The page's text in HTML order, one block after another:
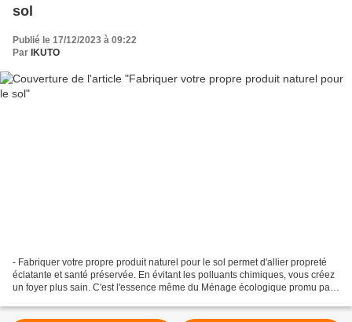
sol
Publié le 17/12/2023 à 09:22
Par IKUTO
- Fabriquer votre propre produit naturel pour le sol permet d'allier propreté
éclatante et santé préservée. En évitant les polluants chimiques, vous créez
un foyer plus sain. C'est l'essence même du Ménage écologique promu par